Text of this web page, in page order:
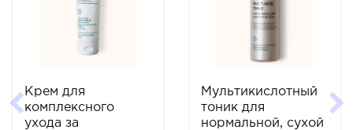
Крем для
комплексного
ухода за
Мультикислотный
тоник для
нормальной, сухой